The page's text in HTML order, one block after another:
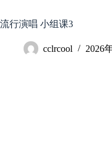
至
内
流行演唱 小组课3
cclrcool 2026